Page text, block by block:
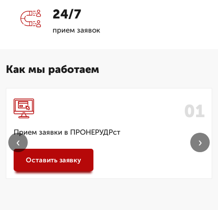
24/7
прием заявок
Как мы работаем
Прием заявки в ПРОНЕРУДРст
Оставить заявку
‹ ›